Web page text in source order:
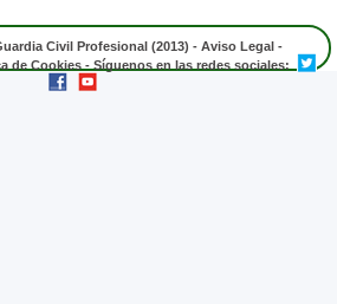
Civil Profesional (2013) - Aviso Legal -
de Cookies - Síguenos en las redes sociales: